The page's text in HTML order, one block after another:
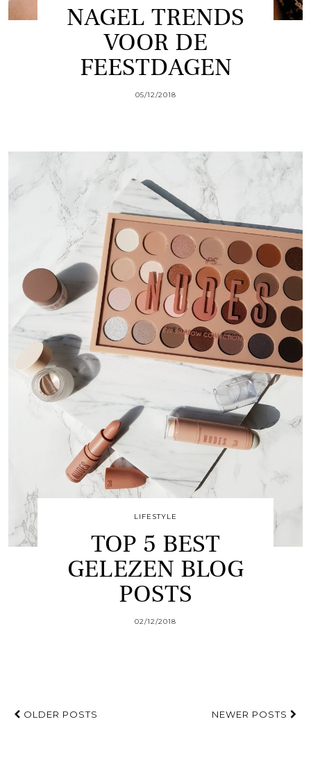
NAGEL TRENDS
VOOR DE
FEESTDAGEN
05/12/2018
LIFESTYLE
TOP 5 BEST
GELEZEN BLOG
POSTS
02/12/2018
OLDER POSTS NEWER POSTS